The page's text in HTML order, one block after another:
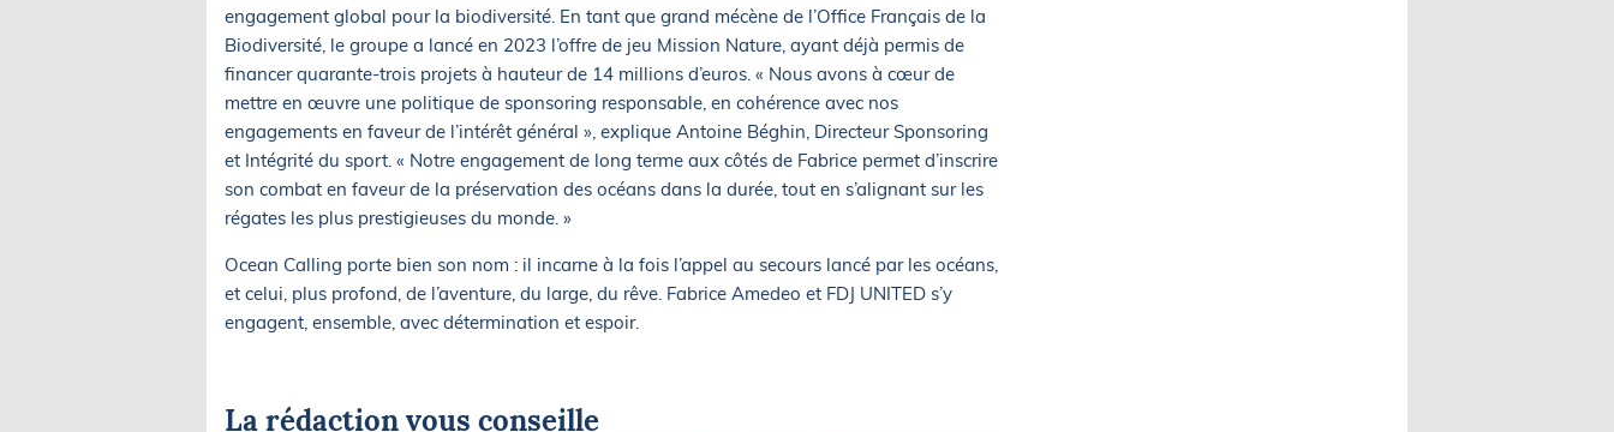
engagement global pour la biodiversité. En tant que grand mécène de l’Office Français de la
Biodiversité, le groupe a lancé en 2023 l’offre de jeu Mission Nature, ayant déjà permis de
financer quarante-trois projets à hauteur de 14 millions d’euros. « Nous avons à cœur de
mettre en œuvre une politique de sponsoring responsable, en cohérence avec nos
engagements en faveur de l’intérêt général », explique Antoine Béghin, Directeur Sponsoring
et Intégrité du sport. « Notre engagement de long terme aux côtés de Fabrice permet d’inscrire
son combat en faveur de la préservation des océans dans la durée, tout en s’alignant sur les
régates les plus prestigieuses du monde. »
Ocean Calling porte bien son nom : il incarne à la fois l’appel au secours lancé par les océans,
et celui, plus profond, de l’aventure, du large, du rêve. Fabrice Amedeo et FDJ UNITED s’y
engagent, ensemble, avec détermination et espoir.
La rédaction vous conseille